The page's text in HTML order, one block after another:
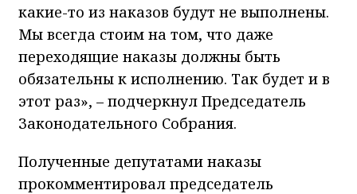
какие-то из наказов будут не выполнены.
Мы всегда стоим на том, что даже
переходящие наказы должны быть
обязательны к исполнению. Так будет и в
этот раз», – подчеркнул Председатель
Законодательного Собрания.
Полученные депутатами наказы
прокомментировал председатель